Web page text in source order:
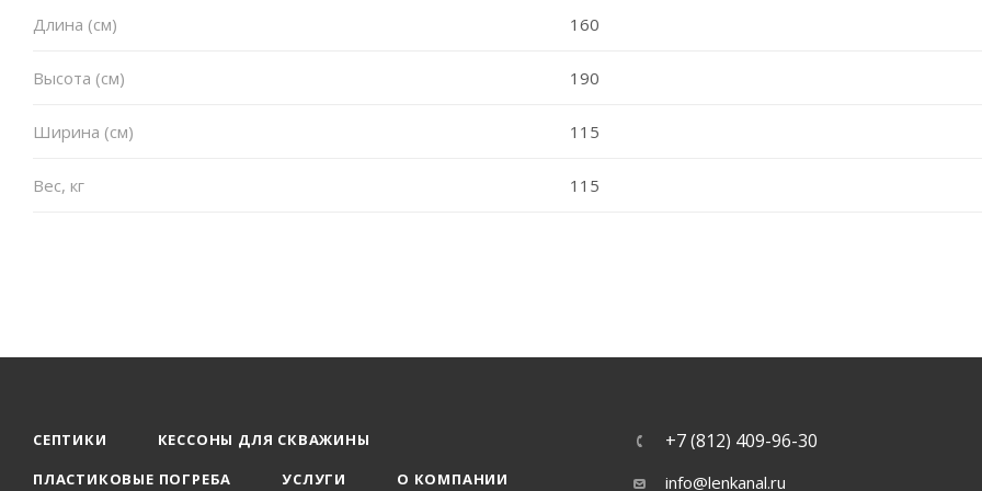
Длина (см) 160
Высота (см) 190
Ширина (см) 115
Вес, кг 115
СЕПТИКИ
КЕССОНЫ ДЛЯ СКВАЖИНЫ
ПЛАСТИКОВЫЕ ПОГРЕБА
УСЛУГИ О КОМПАНИИ
+7 (812) 409-96-30
info@lenkanal.ru